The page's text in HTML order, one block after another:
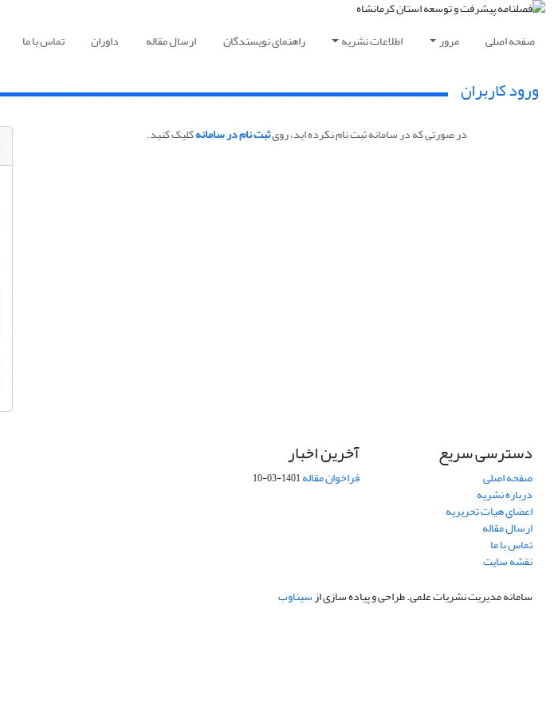
صفحه اصلی مرور اطلاعات نشریه راهنمای نویسندگان ارسال مقاله داوران تماس با ما
ورود کاربران
در صورتی که در سامانه ثبت نام نکرده اید، رویثبت نام در سامانهکلیک کنید.
دسترسی سریع
صفحه اصلی
درباره نشریه
اعضای هیات تحریریه
ارسال مقاله
تماس با ما
نقشه سایت
آخرین اخبار
فراخوان مقاله1401-03-10
سامانه مدیریت نشریات علمی.طراحی و پیاده سازی ازسیناوب